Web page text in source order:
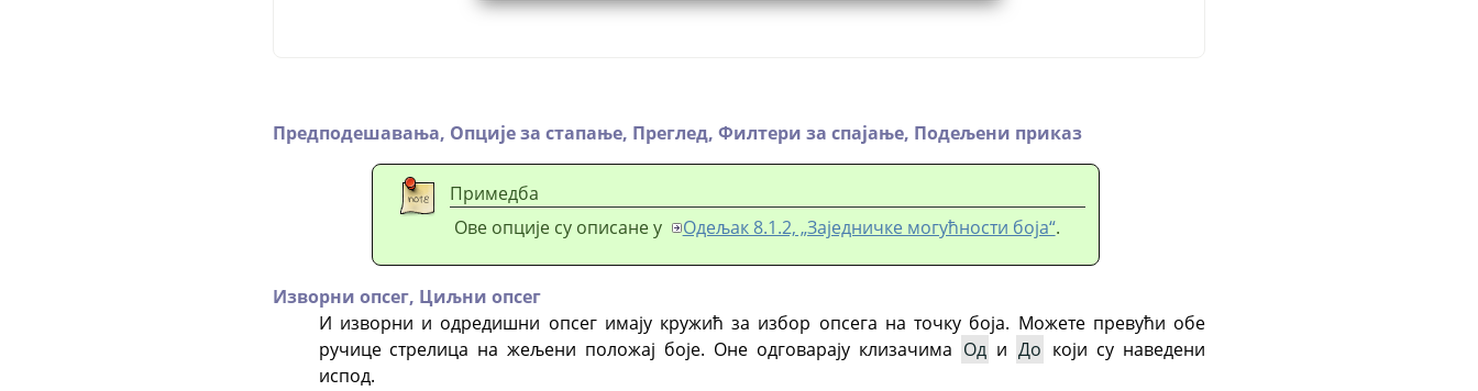
Предподешавања, Опције за стапање, Преглед, Филтери за спајање, Подељени приказ
Примедба
Ове опције су описане у
Одељак 8.1.2, „Заједничке могућности боја“.
Изворни опсег, Циљни опсег
И изворни и одредишни опсег имају кружић за избор опсега на точку боја. Можете превући обе
ручице стрелица на жељени положај боје. Оне одговарају клизачима Од и До који су наведени
испод.